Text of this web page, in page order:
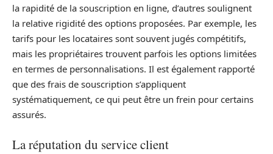
la rapidité de la souscription en ligne, d’autres soulignent
la relative rigidité des options proposées. Par exemple, les
tarifs pour les locataires sont souvent jugés compétitifs,
mais les propriétaires trouvent parfois les options limitées
en termes de personnalisations. Il est également rapporté
que des frais de souscription s’appliquent
systématiquement, ce qui peut être un frein pour certains
assurés.
La réputation du service client